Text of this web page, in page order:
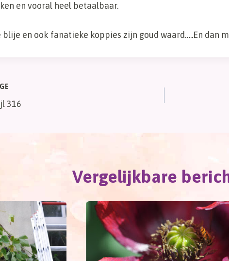
en vooral heel betaalbaar.
blije en ook fanatieke koppies zijn goud waard…..En dan
316
Vergelijkbare